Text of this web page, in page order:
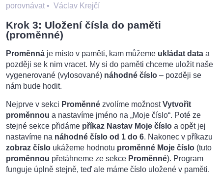
porovnávat • Václav Krejčí
Krok 3: Uložení čísla do paměti
(proměnné)
Proměnná je místo v paměti, kam můžeme ukládat data a
později se k nim vracet. My si do paměti chceme uložit naše
vygenerované (vylosované) náhodné číslo – později se
nám bude hodit.
Nejprve v sekci Proměnné zvolíme možnostVytvořit
proměnnou a nastavíme jméno na „Moje číslo“. Poté ze
stejné sekce přidáme příkaz Nastav Moje číslo a opět jej
nastavíme na náhodné číslo od 1 do 6. Nakonec v příkazu
zobraz číslo ukážeme hodnotu proměnné Moje číslo (tuto
proměnnou přetáhneme ze sekce Proměnné). Program
funguje úplně stejně, teď ale máme číslo uložené v paměti.